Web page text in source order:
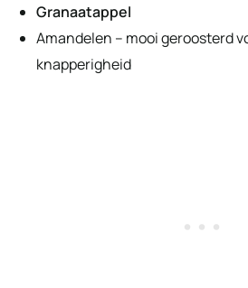
Granaatappel
Amandelen – mooi geroosterd
knapperigheid